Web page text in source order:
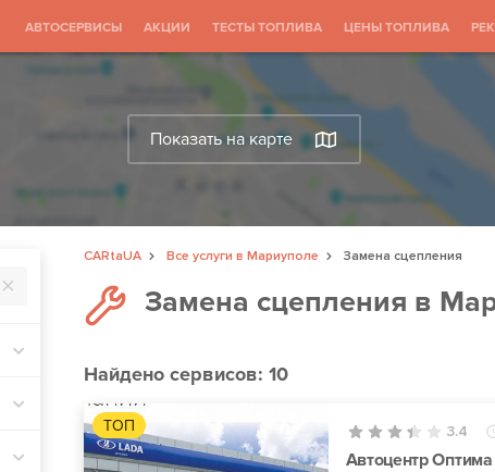
АВТОСЕРВИСЫ АКЦИИ ТЕСТЫ ТОПЛИВА ЦЕНЫ ТОПЛИВА
Показать на карте
CARtaUA Все услуги в Мариуполе
Замена сцепления
Замена сцепления в
Найденосервисов: 10
ТОП 3.4
Автоцентр Оптима